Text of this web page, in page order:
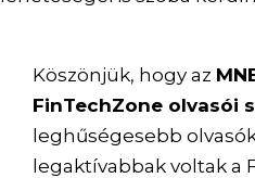
Köszönjük, hogy az
FinTechZone olvasói
leghűségesebb
legaktívabbak voltak a